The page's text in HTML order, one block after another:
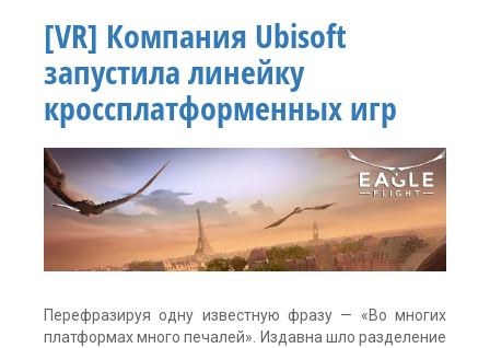
Studios,
HTC
Vive,
oculus
rift,
PSVR ,
виртуальная
реальность,
Игра
Оставить
комментарий
[VR] Компания Ubisoft
запустила линейку
кроссплатформенных игр
Перефразируя одну известную фразу — «Во многих
платформах много печалей». Издавна шло разделение